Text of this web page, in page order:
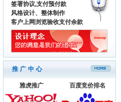
签署协议,支付预付款
风格设计、整体制作
客户上网浏览验收支付余款
推广中心
雅虎推广 百度竞价排名